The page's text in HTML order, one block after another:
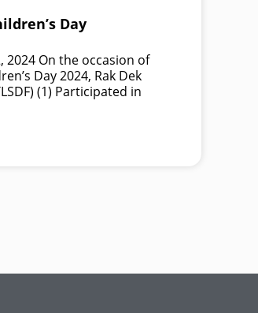
Day
2024 On the occasion of
Day 2024, Rak Dek
(1) Participated in